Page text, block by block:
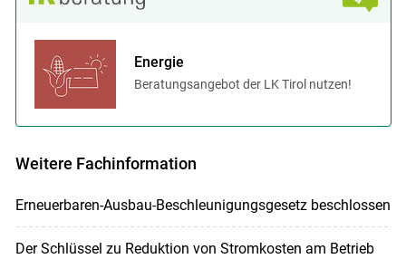
Energie
Beratungsangebot der LK Tirol nutzen!
Weitere Fachinformation
Erneuerbaren-Ausbau-Beschleunigungsgesetz beschlossen
Der Schlüssel zu Reduktion von Stromkosten am Betrieb